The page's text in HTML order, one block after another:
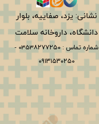
نشانی: یزد، صفاییه، بلوار
دانشگاه، داروخانه سلامت
شماره تماس :0353۸۲۷۷۲۵۰ -
۰۹۱۳۱۵۳۰۲۵۰